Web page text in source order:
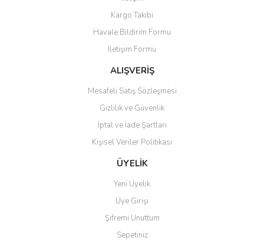
Ürün resmi kalitesiz, bozuk veya görüntülenemiyor.
Ürün açıklamasında eksik bilgiler bulunuyor.
Ürün bilgilerinde hatalar bulunuyor.
Ürün fiyatı diğer sitelerden daha pahalı.
Gönder
Kargo Takibi
Havale Bildirim Formu
İletişim Formu
ALIŞVERİŞ
Mesafeli Satış Sözleşmesi
Gizlilik ve Güvenlik
İptal ve İade Şartları
Kişisel Veriler Politikası
ÜYELİK
Yeni Üyelik
Üye Girişi
Şifremi Unuttum
Sepetiniz